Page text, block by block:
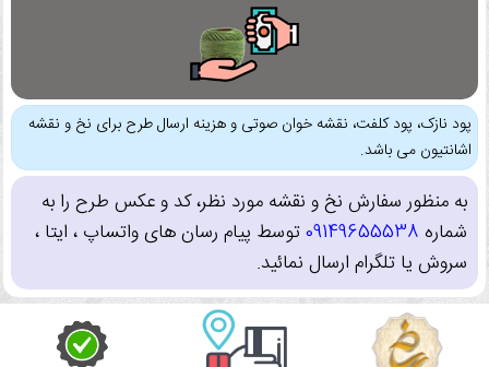
پود نازک، پود کلفت، نقشه خوان صوتی و هزینه ارسال طرح برای نخ و نقشه
اشانتیون می باشد.
به منظور سفارش نخ و نقشه مورد نظر، کد و عکس طرح را به
شماره 09149655538توسط پیام رسان های واتساپ ، ایتا ،
سروش یا تلگرام ارسال نمائید.